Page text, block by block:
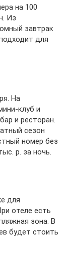
на 100
Из
завтрак
для
На
клуб и
и ресторан.
сезон
номер без
р. за ночь.
для
отеле есть
зона. В
будет стоить